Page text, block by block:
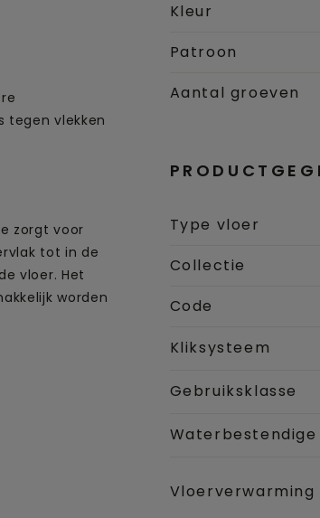
tegen vlekken
zorgt voor
tot in de
vloer. Het
worden
Kleur
Patroon
Aantal groeven
Type vloer
Collectie
Code
Kliksysteem
Gebruiksklasse
Vloerverwarming